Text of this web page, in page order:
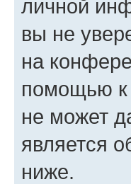
личной
вы не
на
помощью к
не может
является
ниже.